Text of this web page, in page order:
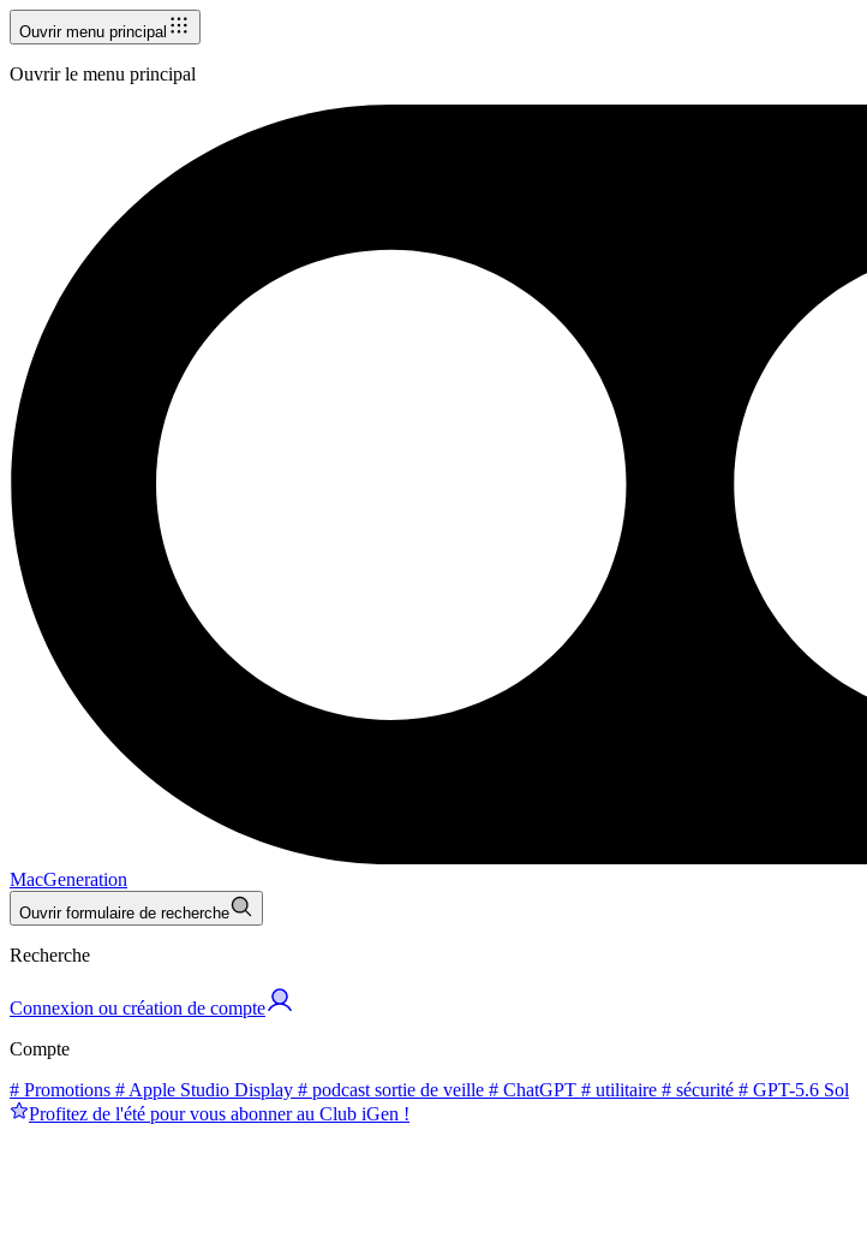
Ouvrir menu principal
Ouvrir le menu principal
MacGeneration
Ouvrir formulaire de recherche
Recherche
Connexion ou création de compte
Compte
# Promotions # Apple Studio Display # podcast sortie de veille # ChatGPT # utilitaire # sécurité # GPT-5.6 Sol
Profitez de l'été pour vous abonner au Club iGen !